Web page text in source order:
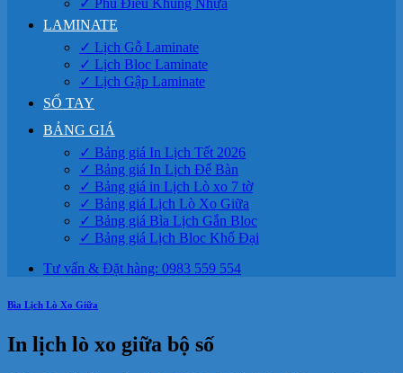
✓ Phù Điêu Khung Nhựa
LAMINATE
✓ Lịch Gỗ Laminate
✓ Lịch Bloc Laminate
✓ Lịch Gập Laminate
SỔ TAY
BẢNG GIÁ
✓ Bảng giá In Lịch Tết 2026
✓ Bảng giá In Lịch Để Bàn
✓ Bảng giá in Lịch Lò xo 7 tờ
✓ Bảng giá Lịch Lò Xo Giữa
✓ Bảng giá Bìa Lịch Gắn Bloc
✓ Bảng giá Lịch Bloc Khổ Đại
Tư vấn & Đặt hàng: 0983 559 554
Bìa Lịch Lò Xo Giữa
In lịch lò xo giữa bộ số